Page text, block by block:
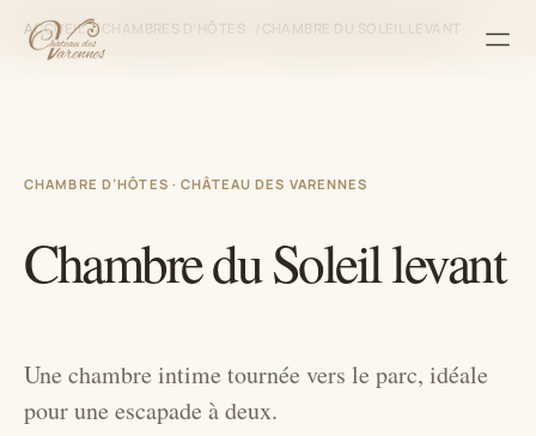
ACCUEIL CHAMBRES D’HÔTES CHAMBRE DU SOLEIL LEVANT
CHAMBRE D’HÔTES · CHÂTEAU DES VARENNES
Chambre du Soleil levant
Une chambre intime tournée vers le parc, idéale
pour une escapade à deux.